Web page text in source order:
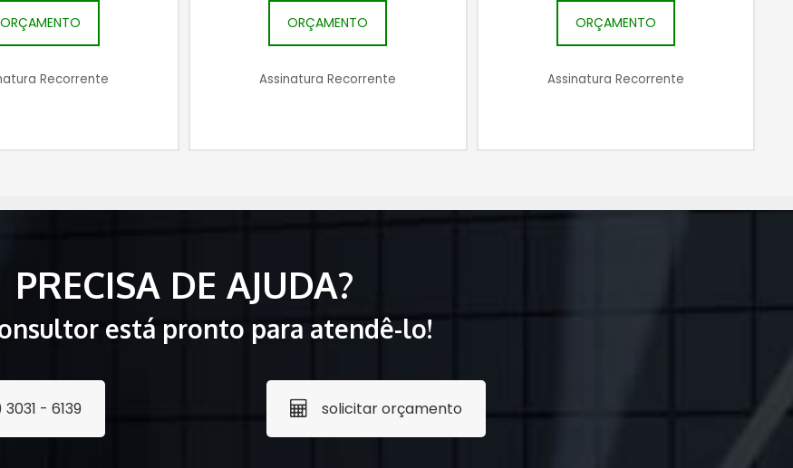
ORÇAMENTO
Recorrente
ORÇAMENTO
Assinatura Recorrente
ORÇAMENTO
Assinatura Recorrente
PRECISA DE AJUDA?
está pronto para atendê-lo!
3031 - 6139 solicitar orçamento